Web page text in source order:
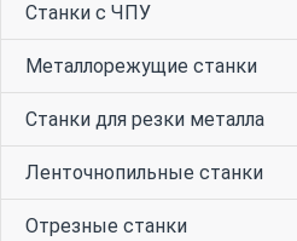
Станки с ЧПУ
Металлорежущие станки
Станки для резки металла
Ленточнопильные станки
Отрезные станки